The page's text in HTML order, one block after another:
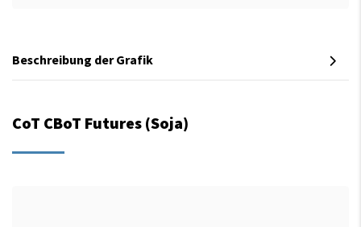
Beschreibung der Grafik
CoT CBoT Futures (Soja)